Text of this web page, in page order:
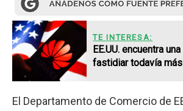
TE INTERESA:
EE.UU. encuentra
fastidiar todavía
El Departamento de Comercio de